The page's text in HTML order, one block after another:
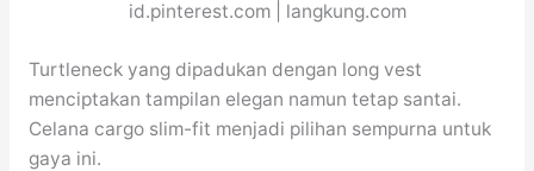
id.pinterest.com | langkung.com
Turtleneck yang dipadukan dengan long vest
menciptakan tampilan elegan namun tetap santai.
Celana cargo slim-fit menjadi pilihan sempurna untuk
gaya ini.